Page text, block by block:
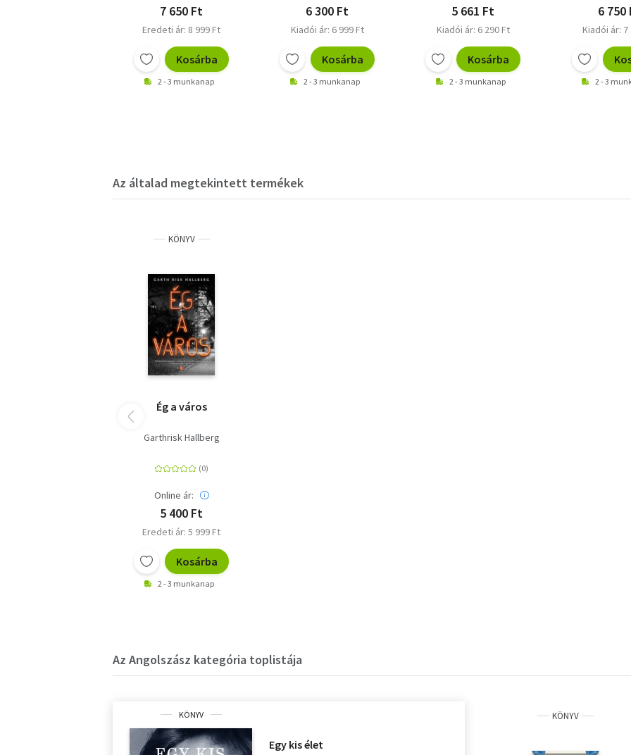
7 650 Ft
Eredeti ár: 8 999 Ft
Kosárba
2 - 3 munkanap
6 300 Ft
Kiadói ár: 6 999 Ft
Kosárba
2 - 3 munkanap
5 661 Ft
Kiadói ár: 6 290 Ft
Kosárba
2 - 3 munkanap
6 750
Kiadói ár: 7
2 - 3
Az általad megtekintett termékek
KÖNYV
Ég a város
Garthrisk Hallberg
Online ár:
5 400 Ft
Eredeti ár: 5 999 Ft
Kosárba
2 - 3 munkanap
Az Angolszász kategória toplistája
KÖNYV
Egy kis élet
KÖNYV